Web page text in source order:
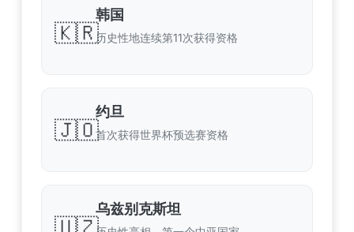
🇰🇷
韩国
历史性地连续第11次获得资格
🇯🇴
约旦
首次获得世界杯预选赛资格
乌兹别克斯坦